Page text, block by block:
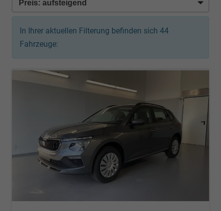
In Ihrer aktuellen Filterung befinden sich 44
Fahrzeuge: